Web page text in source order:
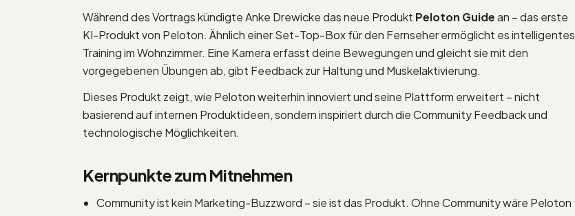
Während des Vortrags kündigte Anke Drewicke das neue Produkt Peloton Guidean – das erste
KI-Produkt von Peloton. Ähnlich einer Set-Top-Box für den Fernseher ermöglicht es intelligentes
Training im Wohnzimmer. Eine Kamera erfasst deine Bewegungen und gleicht sie mit den
vorgegebenen Übungen ab, gibt Feedback zur Haltung und Muskelaktivierung.
Dieses Produkt zeigt, wie Peloton weiterhin innoviert und seine Plattform erweitert – nicht
basierend auf internen Produktideen, sondern inspiriert durch die Community Feedback und
technologische Möglichkeiten.
Kernpunkte zum Mitnehmen
Community ist kein Marketing-Buzzword – sie ist das Produkt. Ohne Community wäre Peloton